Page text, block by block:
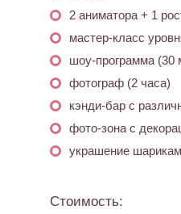
2 аниматора + 1
мастер-класс
шоу-программа (30
фотограф (2 часа)
кэнди-бар с
фото-зона с
украшение
Стоимость: